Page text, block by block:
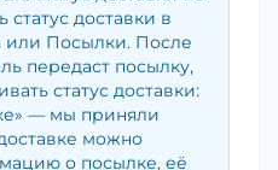
доставки в
или Посылки. После
передаст посылку,
статус доставки:
— мы приняли
можно
о посылке, её